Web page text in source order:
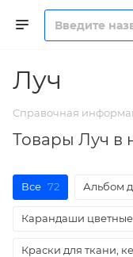
Луч
Справочная
Товары Луч в
Все 72 Альбом
Карандаши цветные
Краски для ткани,